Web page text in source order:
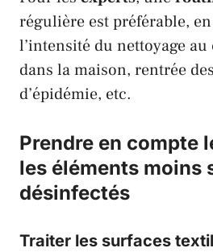
régulière est préférable,
l’intensité du nettoyage
dans la maison, rentrée
d’épidémie, etc.
Prendre en compte
les éléments moins
désinfectés
Traiter les surfaces